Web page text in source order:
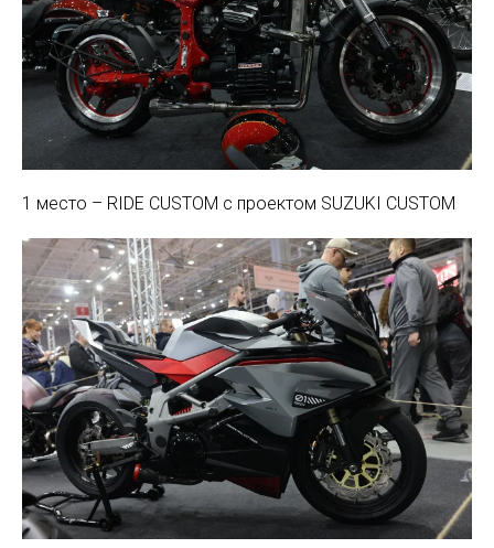
1 место – RIDE CUSTOM c проектом SUZUKI CUSTOM